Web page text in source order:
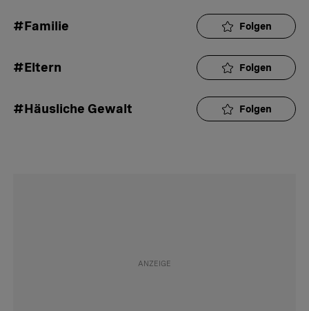
#Familie Folgen
#Eltern Folgen
#Häusliche Gewalt Folgen